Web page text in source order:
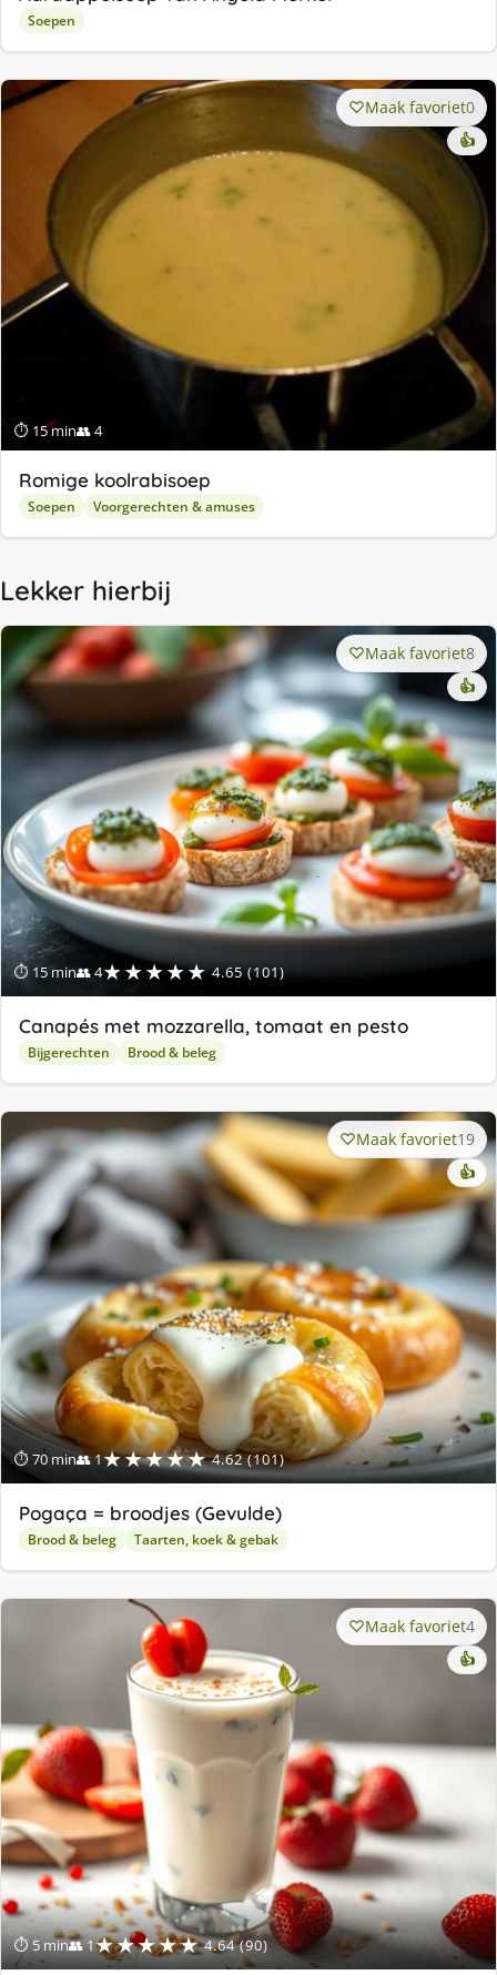
Soepen
⏱ 15 min👥 4
Maak favoriet0
👍
Romige koolrabisoep
Soepen Voorgerechten & amuses
Lekker hierbij
⏱ 15 min👥 4★★★★★ 4.65 (101)
Maak favoriet8
👍
Canapés met mozzarella, tomaat en pesto
Bijgerechten Brood & beleg
⏱ 70 min👥 1★★★★★ 4.62 (101)
Maak favoriet19
👍
Pogaça = broodjes (Gevulde)
Brood & beleg Taarten, koek & gebak
⏱ 5 min👥 1★★★★★ 4.64 (90)
Maak favoriet4
👍